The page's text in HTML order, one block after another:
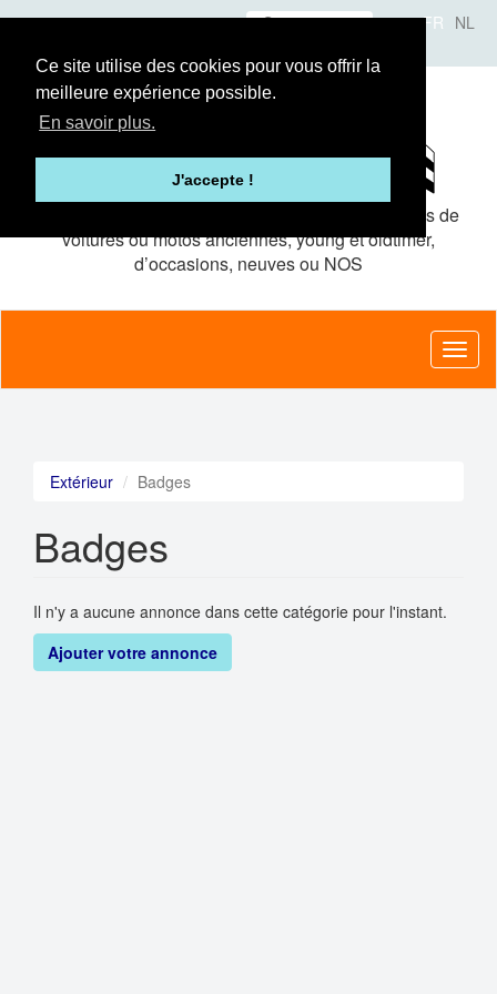
Ce site utilise des cookies pour vous offrir la
meilleure expérience possible.
En savoir plus.
J'accepte !
contenu
principal
FR NL
Se connecter
pour pièces de
voitures ou motos anciennes, young et oldtimer,
d’occasions, neuves ou NOS
Extérieur Badges
Badges
Il n'y a aucune annonce dans cette catégorie pour l'instant.
Ajouter votre annonce